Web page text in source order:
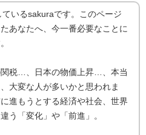
いるsakuraです。このページ
あなたへ、今一番必要なことに
関税…、日本の物価上昇…、本当
大変な人が多いかと思われま
進もうとする経済や社会、世界
う「変化」や「前進」。